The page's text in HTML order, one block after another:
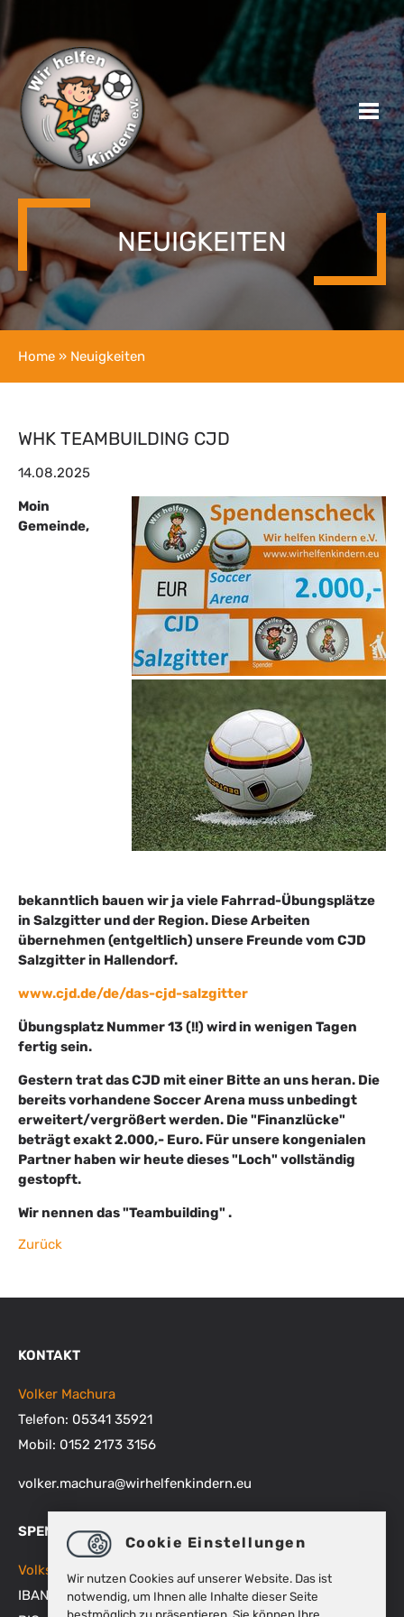
NEUIGKEITEN
Home » Neuigkeiten
WHK TEAMBUILDING CJD
14.08.2025
Moin
Gemeinde,
bekanntlich bauen wir ja viele Fahrrad-Übungsplätze
in Salzgitter und der Region. Diese Arbeiten
übernehmen (entgeltlich) unsere Freunde vom CJD
Salzgitter in Hallendorf.
www.cjd.de/de/das-cjd-salzgitter
Übungsplatz Nummer 13 (!!) wird in wenigen Tagen
fertig sein.
Gestern trat das CJD mit einer Bitte an uns heran. Die
bereits vorhandene Soccer Arena muss unbedingt
erweitert/vergrößert werden. Die "Finanzlücke"
beträgt exakt 2.000,- Euro. Für unsere kongenialen
Partner haben wir heute dieses "Loch" vollständig
gestopft.
Wir nennen das "Teambuilding" .
Zurück
KONTAKT
Volker Machura
Telefon: 05341 35921
Mobil: 0152 2173 3156
volker.machura@wirhelfenkindern.eu
SPENDENKONTEN
Volksbank BRAWO
IBAN: DE48 2699 1066 1512 9270 00
Cookie Einstellungen
Wir nutzen Cookies auf unserer Website. Das ist
notwendig, um Ihnen alle Inhalte dieser Seite